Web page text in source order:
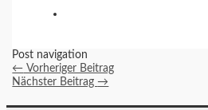
Post navigation
← Vorheriger Beitrag
Nächster Beitrag→